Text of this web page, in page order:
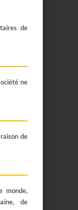
de
ne
de
monde,
de